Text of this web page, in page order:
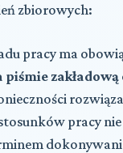
zbiorowych:
pracy ma
piśmie
pracy nie